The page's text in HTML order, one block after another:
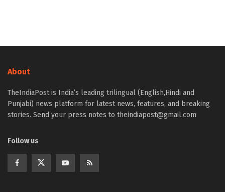
About
TheIndiaPost is India’s leading trilingual (English,Hindi and
Punjabi) news platform for latest news, features, and breaking
stories. Send your press notes to theindiapost@gmail.com
Follow us